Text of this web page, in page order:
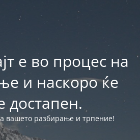
е во процес на
и наскоро ќе
достапен.
вашето разбирање и трпение!